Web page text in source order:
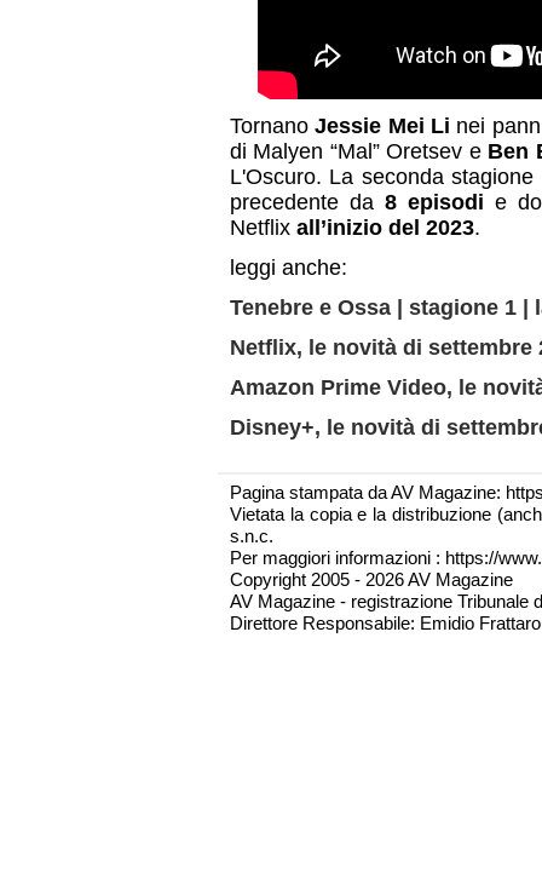
TornanoJessie Mei Li nei
di Malyen “Mal” Oretsev e Ben
L'Oscuro. La seconda
precedente da 8 episodi e
Netflix all’inizio del 2023.
leggi anche:
Tenebre e Ossa | stagione 1 |
Netflix, le novità di settembre
Amazon Prime Video, le
Disney+, le novità di
Pagina stampata da AV Magazine:
Vietata la copia e la distribuzione
s.n.c.
Per maggiori informazioni : https://
Copyright 2005 - 2026 AV Magazine
AV Magazine - registrazione Tribunale
Direttore Responsabile: Emidio